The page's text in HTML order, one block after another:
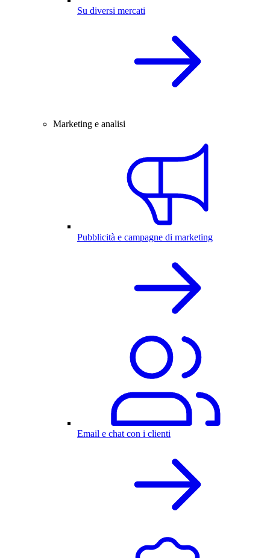
Su diversi mercati
Marketing e analisi
Pubblicità e campagne di marketing
Email e chat con i clienti